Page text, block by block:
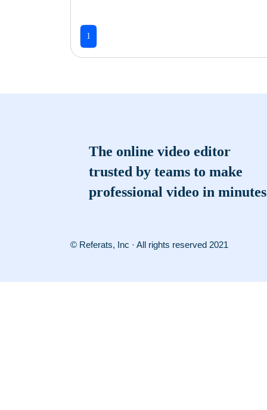
1
The online video editor
trusted by teams to make
professional video in minutes
© Referats, Inc · All rights reserved 2021